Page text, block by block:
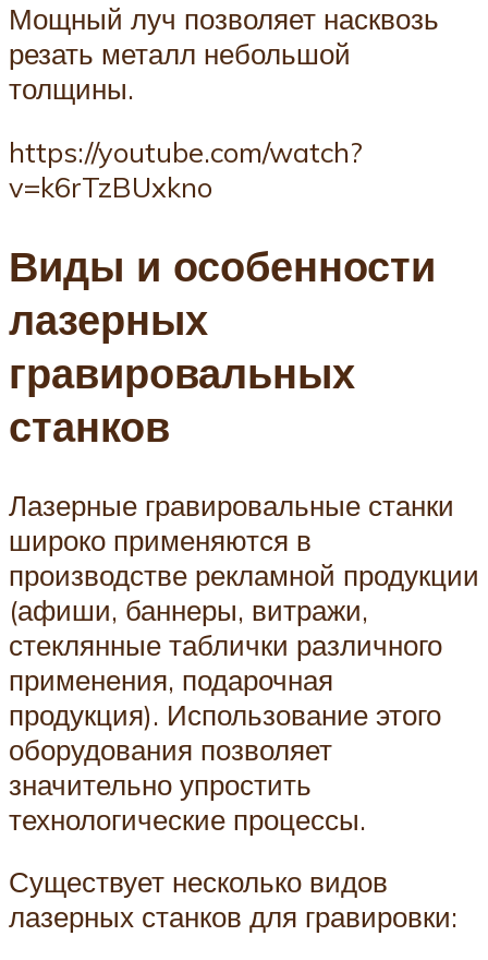
Мощный луч позволяет насквозь
резать металл небольшой
толщины.
https://youtube.com/watch?
v=k6rTzBUxkno
Виды и особенности
лазерных
гравировальных
станков
Лазерные гравировальные станки
широко применяются в
производстве рекламной продукции
(афиши, баннеры, витражи,
стеклянные таблички различного
применения, подарочная
продукция). Использование этого
оборудования позволяет
значительно упростить
технологические процессы.
Существует несколько видов
лазерных станков для гравировки: